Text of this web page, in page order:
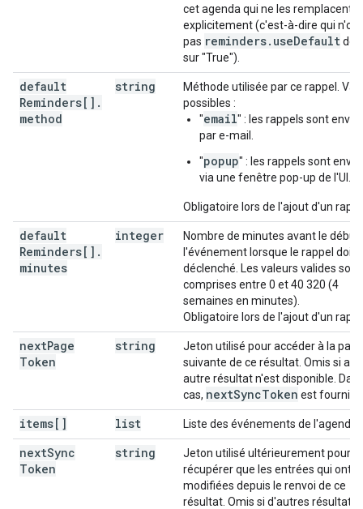
cet agenda qui ne les remplacent
explicitement (c'est-à-dire qui n'ont
pas reminders. useDefault
sur "True").
default
Reminders[] .
method
string
Méthode utilisée par ce rappel.
possibles :
"email" : les rappels sont
par e-mail.
"popup" : les rappels sont
via une fenêtre pop-up de l'UI.
Obligatoire lors de l'ajout d'un
default
Reminders[] .
minutes
integer
Nombre de minutes avant le début
l'événement lorsque le rappel doit
déclenché. Les valeurs valides sont
comprises entre 0 et 40 320 (4
semaines en minutes).
Obligatoire lors de l'ajout d'un
nextPage
Token
string
Jeton utilisé pour accéder à la page
suivante de ce résultat. Omis si
autre résultat n'est disponible.
cas, nextSyncToken est fourni.
items[] list Liste des événements de l'agenda.
nextSync
Token
string
Jeton utilisé ultérieurement pour
récupérer que les entrées qui ont
modifiées depuis le renvoi de ce
résultat. Omis si d'autres résultats